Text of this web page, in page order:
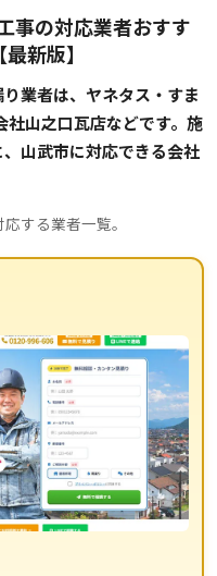
事の対応業者おすす
新版】
業者は、ヤネタス・すま
山之口瓦店などです。施
山武市に対応できる会社
する業者一覧。